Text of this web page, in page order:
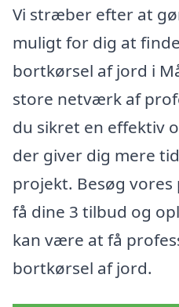
Vi stræber efter at
muligt for dig at
bortkørsel af jord i
store netværk af
du sikret en effektiv
der giver dig mere
projekt. Besøg
få dine 3 tilbud og
kan være at få
bortkørsel af jord.